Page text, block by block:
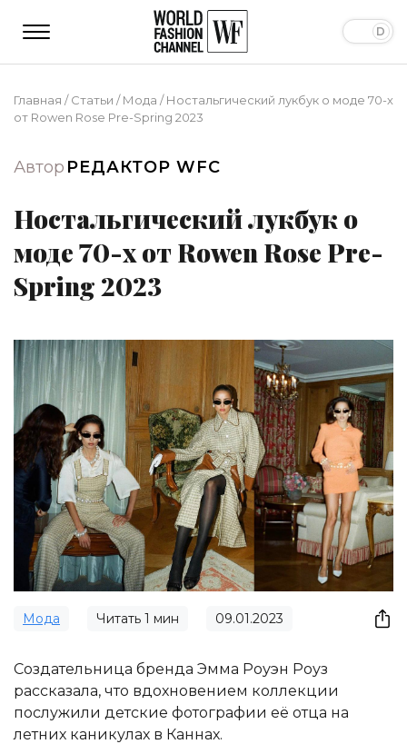
Главная /Статьи /Мода /Ностальгический лукбук о моде 70-х
от Rowen Rose Pre-Spring 2023
Автор РЕДАКТОР WFC
Ностальгический лукбук о
моде 70-х от Rowen Rose Pre-
Spring 2023
Мода Читать 1 мин 09.01.2023
Создательница бренда Эмма Роуэн Роуз
рассказала, что вдохновением коллекции
послужили детские фотографии её отца на
летних каникулах в Каннах.